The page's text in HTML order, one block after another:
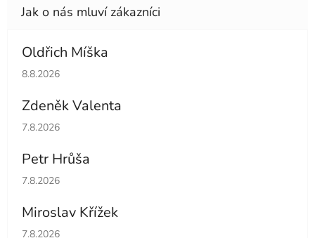
Oldřich Míška
Hodnocení obchodu je 5 z 5 hvězdiček.
8.8.2026
Zdeněk Valenta
Hodnocení obchodu je 5 z 5 hvězdiček.
7.8.2026
Petr Hrůša
Hodnocení obchodu je 5 z 5 hvězdiček.
7.8.2026
Miroslav Křížek
Hodnocení obchodu je 5 z 5 hvězdiček.
7.8.2026